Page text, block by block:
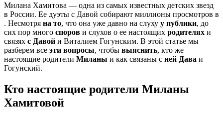
Милана Хамитова — одна из самых известных детских звезд
в России. Ее дуэты с Давой собирают миллионы просмотров в
. Несмотря на то, что она уже давно на слуху у публики, до
сих пор много споров и слухов о ее настоящих родителях и
связях с Давой и Виталием Гогунским. В этой статье мы
разберем все эти вопросы, чтобы выяснить, кто же
настоящие родители Миланы и как связаны с ней Дава и
Гогунский.
Кто настоящие родители Миланы
Хамитовой